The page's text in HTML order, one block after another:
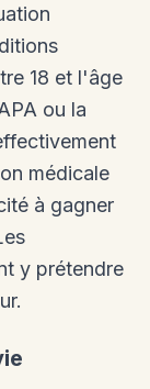
18 et l'âge
ou la
médicale
à gagner
y prétendre